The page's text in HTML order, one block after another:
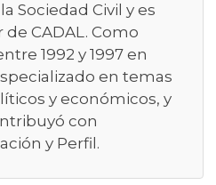
Sociedad Civil y es
CADAL. Como
1992 y 1997 en
en temas
y económicos, y
con
y Perfil.